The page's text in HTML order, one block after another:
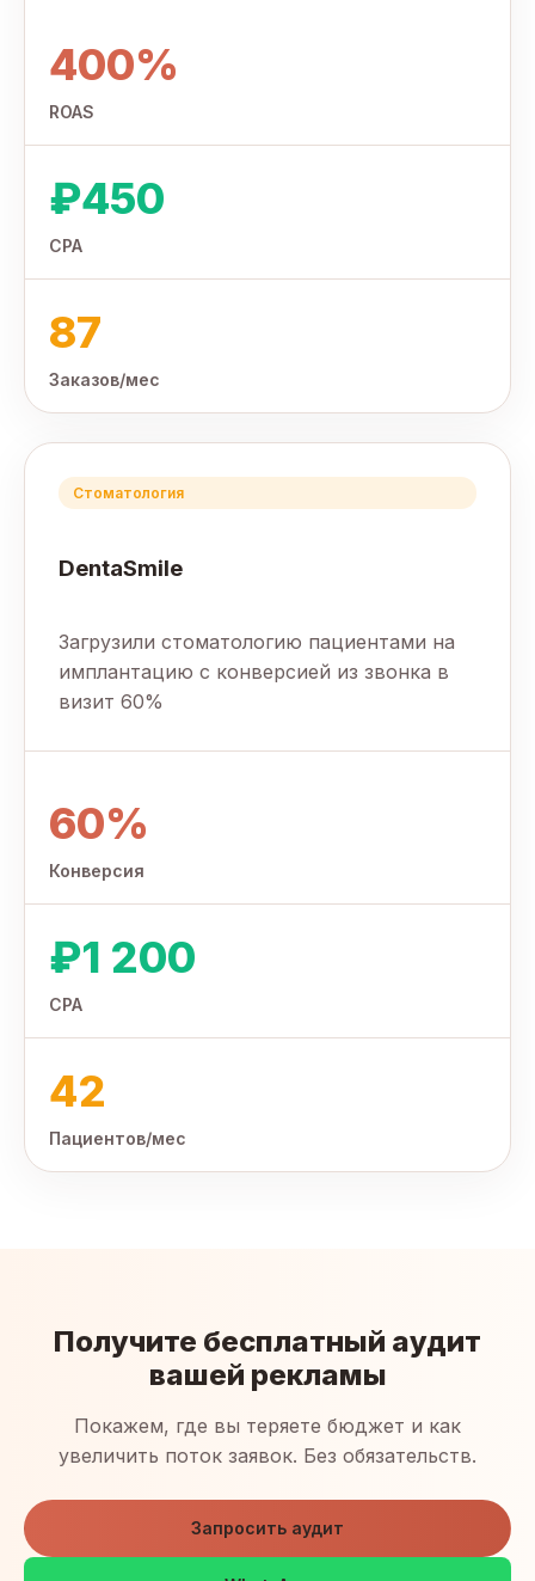
400%
ROAS
₽450
CPA
87
Заказов/мес
Стоматология
DentaSmile
Загрузили стоматологию пациентами на
имплантацию с конверсией из звонка в
визит 60%
60%
Конверсия
₽1 200
CPA
42
Пациентов/мес
Получите бесплатный аудит
вашей рекламы
Покажем, где вы теряете бюджет и как
увеличить поток заявок. Без обязательств.
Запросить аудит